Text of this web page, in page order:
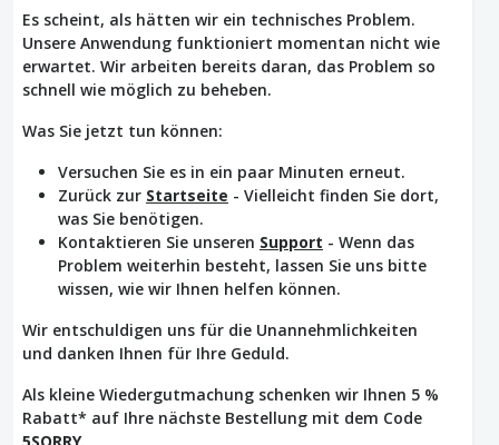
Es scheint, als hätten wir ein technisches Problem.
Unsere Anwendung funktioniert momentan nicht wie
erwartet. Wir arbeiten bereits daran, das Problem so
schnell wie möglich zu beheben.
Was Sie jetzt tun können:
Versuchen Sie es in ein paar Minuten erneut.
Zurück zur Startseite - Vielleicht finden Sie dort,
was Sie benötigen.
Kontaktieren Sie unseren Support - Wenn das
Problem weiterhin besteht, lassen Sie uns bitte
wissen, wie wir Ihnen helfen können.
Wir entschuldigen uns für die Unannehmlichkeiten
und danken Ihnen für Ihre Geduld.
Als kleine Wiedergutmachung schenken wir Ihnen 5 %
Rabatt* auf Ihre nächste Bestellung mit dem Code